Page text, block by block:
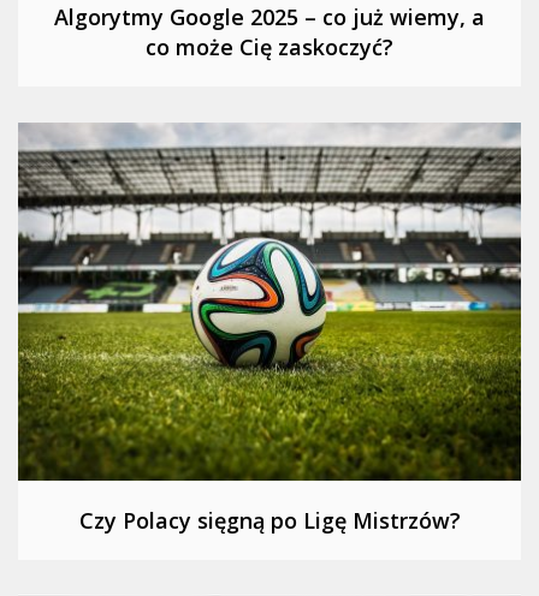
Algorytmy Google 2025 – co już wiemy, a
co może Cię zaskoczyć?
Czy Polacy sięgną po Ligę Mistrzów?